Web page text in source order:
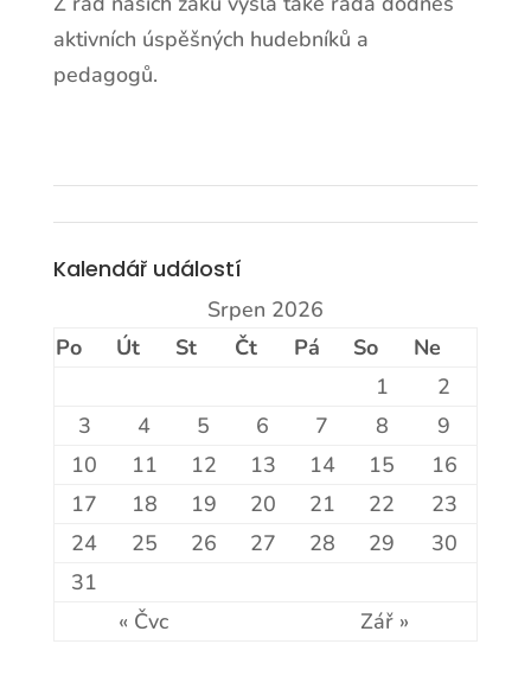
aktivních úspěšných hudebníků a
pedagogů.
Kalendář událostí
Srpen 2026
Po
Út St Čt Pá So
Ne
1
2
3
4 5 6 7 8
9
10
11 12 13 14 15
16
17
18 19 20 21 22
23
24
25 26 27 28 29
30
31
« Čvc
Zář »